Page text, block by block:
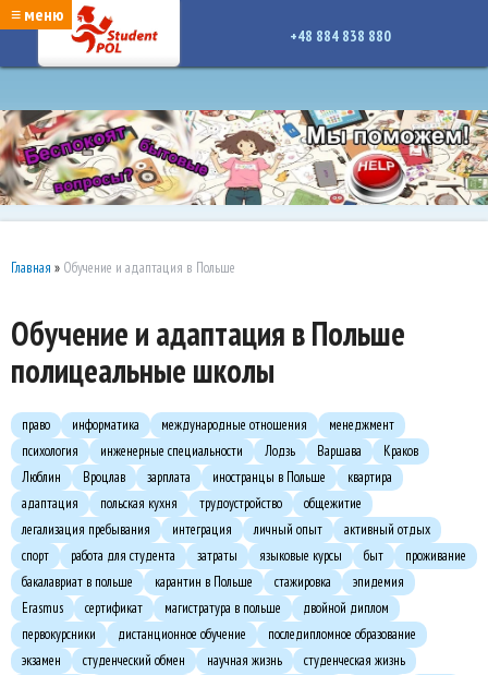
google-site-verification: google7a917c261df1566b.htmlgoogle-site-verification:
google7a917c261df1566b.html
≡ меню
+48 884 838 880
Главная » Обучение и адаптация в Польше
Обучение и адаптация в Польше
полицеальные школы
право информатика международные отношения
менеджмент
психология
инженерные специальности Лодзь Варшава
Краков
Люблин
Вроцлав зарплата иностранцы в Польше
квартира
адаптация
польская кухня трудоустройство
общежитие
легализация пребывания
интеграция личный опыт
активный отдых
спорт
работа для студента затраты языковые курсы быт
проживание
бакалавриат в польше
карантин в Польше стажировка
эпидемия
Erasmus
сертификат магистратура в польше
двойной диплом
первокурсники
дистанционное обучение
последипломное образование
экзамен
студенческий обмен научная жизнь
студенческая жизнь